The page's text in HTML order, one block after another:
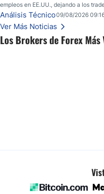
Los Brokers de Forex
empleos en EE.UU., dejando a los
ante un fin de semana incierto.
Análisis Técnico09/08/2026
Ver Más Noticias